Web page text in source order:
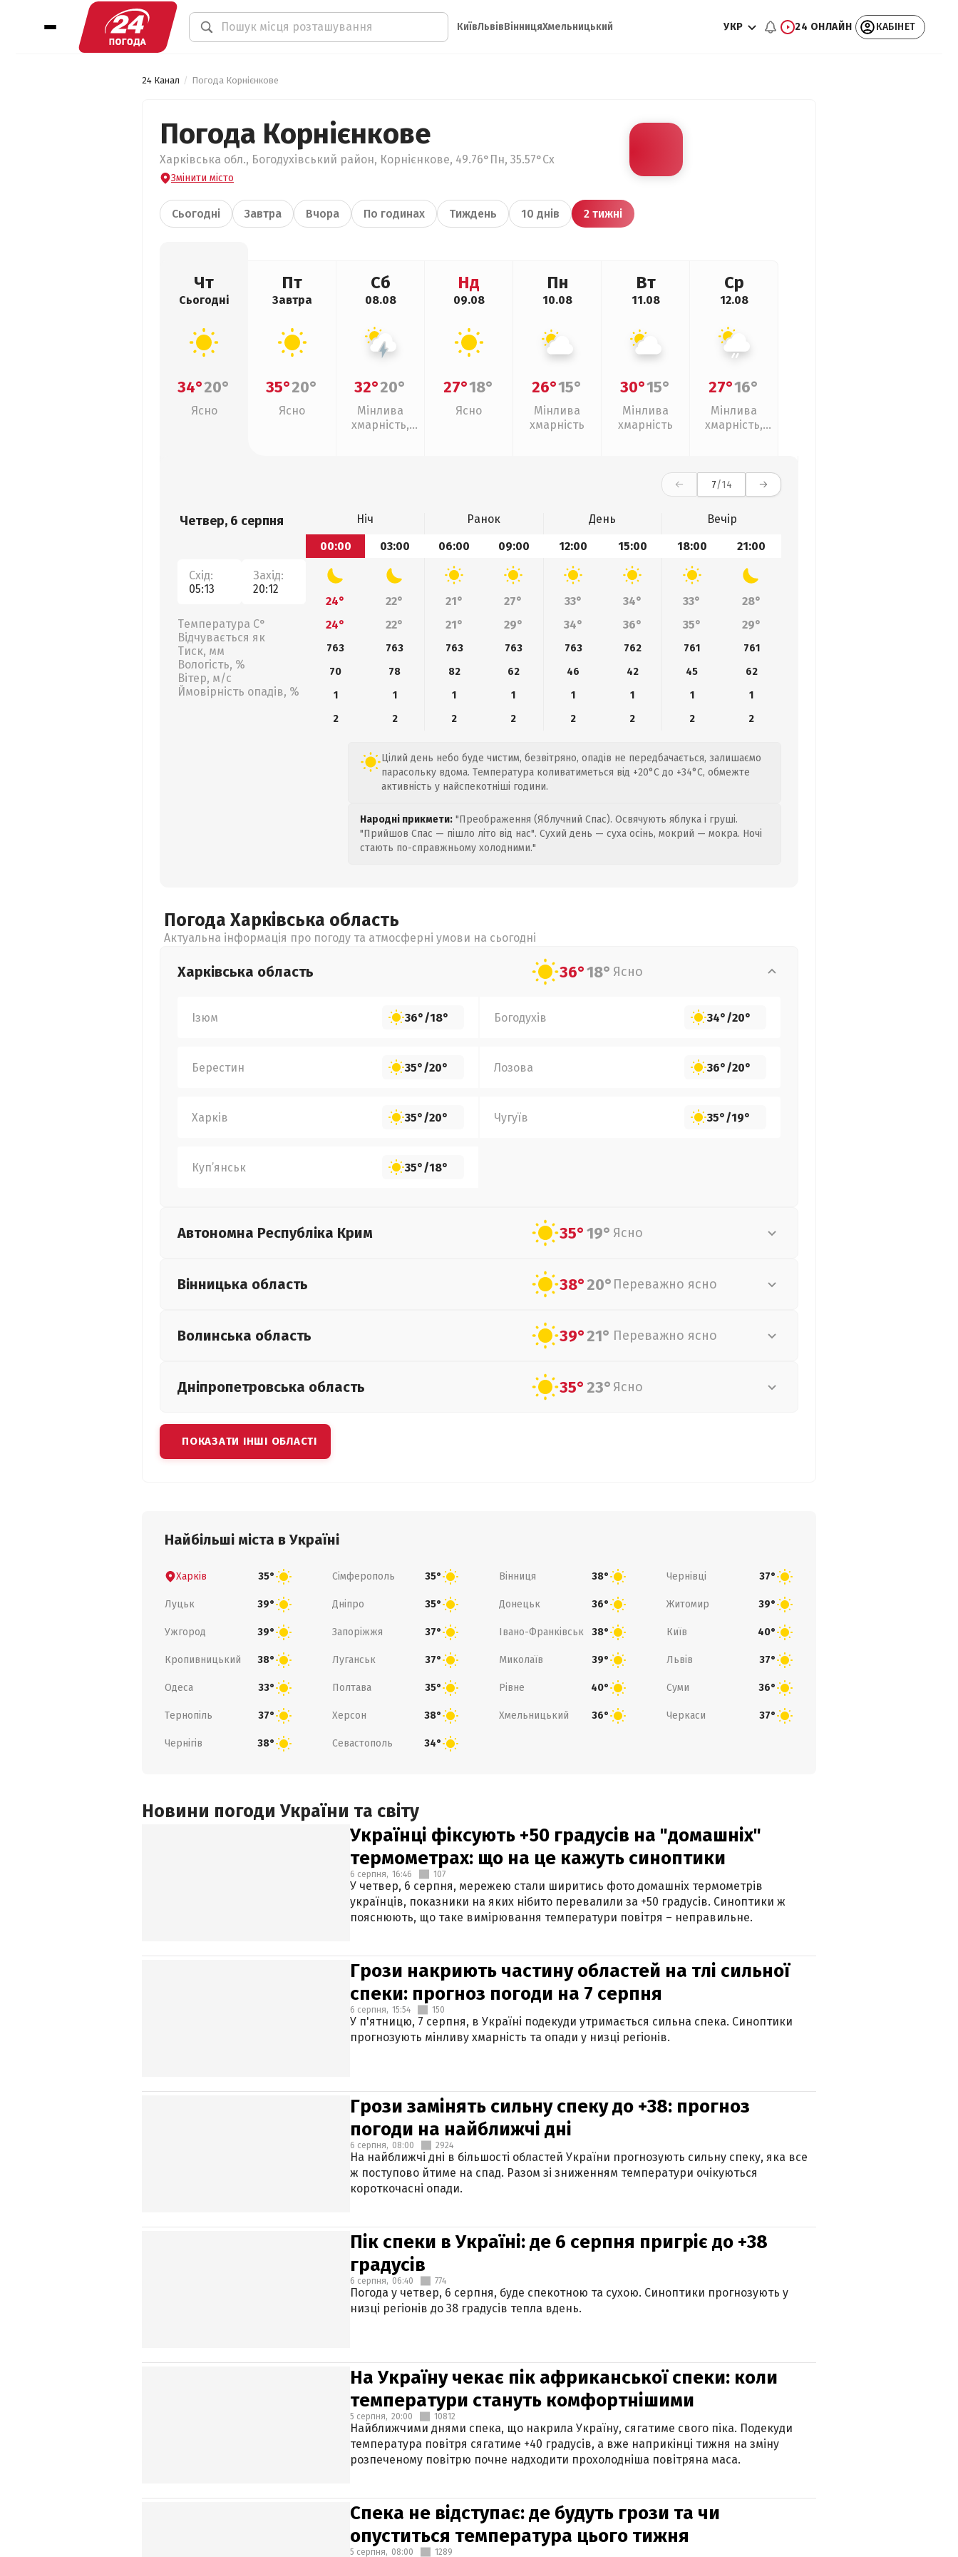
КиївЛьвівВінницяХмельницький УКР 24 ОНЛАЙН КАБІНЕТ
24 Канал Погода Корнієнкове
Погода Корнієнкове
Харківська обл., Богодухівський район, Корнієнкове, 49.76°Пн, 35.57°Сх
Змінити місто
Сьогодні Завтра Вчора По годинах Тиждень 10 днів 2 тижні
Чт
Сьогодні
34°20°
Ясно
Пт
Завтра
35°20°
Ясно
Сб
08.08
32°20°
Мінлива
хмарність,
Нд
09.08
27°18°
Ясно
Пн
10.08
26°15°
Мінлива
хмарність
Вт
11.08
30°15°
Мінлива
хмарність
Ср
12.08
27°16°
Мінлива
хмарність,
7/14
Четвер, 6 серпня
Схід:
05:13
Захід:
20:12
Температура С°
Відчувається як
Тиск, мм
Вологість, %
Вітер, м/с
Ймовірність опадів, %
Ніч Ранок День
Вечір
00:00
03:00 06:00 09:00 12:00 15:00 18:00 21:00
24° 22° 21° 27° 33° 34° 33°
28°
24°
22° 21° 29° 34° 36° 35° 29°
763 763 763 763 763 762 761
761
70
78 82 62 46 42 45
62
1
1 1 1 1 1 1
1
2
2 2 2 2 2 2 2
Цілий день небо буде чистим, безвітряно, опадів не передбачається, залишаємо
парасольку вдома. Температура коливатиметься від +20°C до +34°C, обмежте
активність у найспекотніші години.
Народні прикмети: "Преображення (Яблучний Спас). Освячують яблука і груші.
"Прийшов Спас — пішло літо від нас". Сухий день — суха осінь, мокрий — мокра. Ночі
стають по-справжньому холодними."
Погода Харківська область
Актуальна інформація про погоду та атмосферні умови на сьогодні
Харківська область 36°18° Ясно
Ізюм 36°/18° Богодухів 34°/20°
Берестин 35°/20° Лозова 36°/20°
Харків 35°/20° Чугуїв 35°/19°
Куп’янськ 35°/18°
Автономна Республіка Крим 35°19° Ясно
Вінницька область 38°20° Переважно ясно
Волинська область 39°21° Переважно ясно
Дніпропетровська область 35°23° Ясно
ПОКАЗАТИ ІНШІ ОБЛАСТІ
Найбільші міста в Україні
Харків 35° Сімферополь 35° Вінниця 38° Чернівці 37°
Луцьк 39° Дніпро 35° Донецьк 36° Житомир 39°
Ужгород 39° Запоріжжя 37° Івано-Франківськ 38° Київ 40°
Кропивницький 38° Луганськ 37° Миколаїв 39° Львів 37°
Одеса 33° Полтава 35° Рівне 40° Суми 36°
Тернопіль 37° Херсон 38° Хмельницький 36° Черкаси 37°
Чернігів 38° Севастополь 34°
Новини погоди України та світу
Українці фіксують +50 градусів на "домашніх"
термометрах: що на це кажуть синоптики
6 серпня, 16:46 107
У четвер, 6 серпня, мережею стали ширитись фото домашніх термометрів
українців, показники на яких нібито перевалили за +50 градусів. Синоптики ж
пояснюють, що таке вимірювання температури повітря – неправильне.
Грози накриють частину областей на тлі сильної
спеки: прогноз погоди на 7 серпня
6 серпня, 15:54 150
У п'ятницю, 7 серпня, в Україні подекуди утримається сильна спека. Синоптики
прогнозують мінливу хмарність та опади у низці регіонів.
Грози замінять сильну спеку до +38: прогноз
погоди на найближчі дні
6 серпня, 08:00 2924
На найближчі дні в більшості областей України прогнозують сильну спеку, яка все
ж поступово йтиме на спад. Разом зі зниженням температури очікуються
короткочасні опади.
Пік спеки в Україні: де 6 серпня пригріє до +38
градусів
6 серпня, 06:40 774
Погода у четвер, 6 серпня, буде спекотною та сухою. Синоптики прогнозують у
низці регіонів до 38 градусів тепла вдень.
На Україну чекає пік африканської спеки: коли
температури стануть комфортнішими
5 серпня, 20:00 10812
Найближчими днями спека, що накрила Україну, сягатиме свого піка. Подекуди
температура повітря сягатиме +40 градусів, а вже наприкінці тижня на зміну
розпеченому повітрю почне надходити прохолодніша повітряна маса.
Спека не відступає: де будуть грози та чи
опуститься температура цього тижня
5 серпня, 08:00 1289